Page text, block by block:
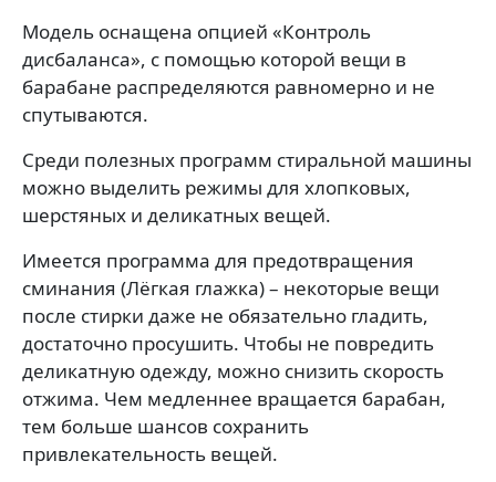
Модель оснащена опцией «Контроль
дисбаланса», с помощью которой вещи в
барабане распределяются равномерно и не
спутываются.
Среди полезных программ стиральной машины
можно выделить режимы для хлопковых,
шерстяных и деликатных вещей.
Имеется программа для предотвращения
сминания (Лёгкая глажка) – некоторые вещи
после стирки даже не обязательно гладить,
достаточно просушить. Чтобы не повредить
деликатную одежду, можно снизить скорость
отжима. Чем медленнее вращается барабан,
тем больше шансов сохранить
привлекательность вещей.